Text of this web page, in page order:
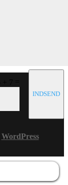
INDSEND
WordPress